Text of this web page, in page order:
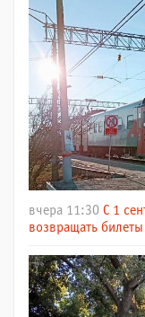
вчера 11:30 С 1
возвращать